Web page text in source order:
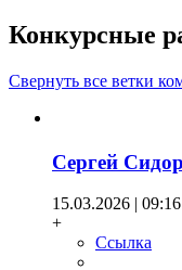
Конкурсные
Свернуть все ветки
Сергей
15.03.2026 | 09:16
+
Ссылка